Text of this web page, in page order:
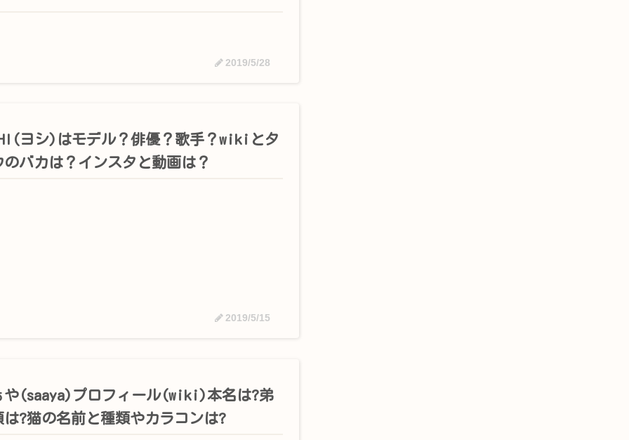
2019/5/28
ヨシ)はモデル？俳優？歌手？wikiとタ
のバカは？インスタと動画は？
2019/5/15
や(saaya)プロフィール(wiki)本名は?弟
は?猫の名前と種類やカラコンは?